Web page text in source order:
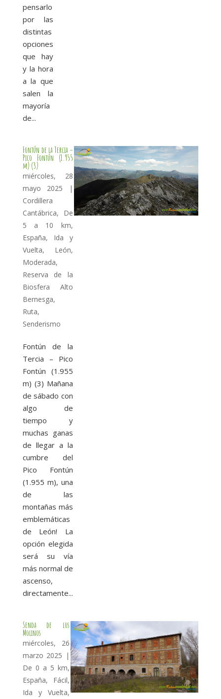
pensarlo
por las
distintas
opciones
que hay
y la hora
a la que
salen la
mayoría
de...
Fontún de la Tercia –
Pico Fontún (1.955
m) (3)
miércoles, 28
mayo 2025 |
Cordillera
Cantábrica, De
5 a 10 km,
España, Ida y
Vuelta, León,
Moderada,
Reserva de la
Biosfera Alto
Bernesga,
Ruta,
Senderismo
Fontún de la
Tercia – Pico
Fontún (1.955
m) (3) Mañana
de sábado con
algo de
tiempo y
muchas ganas
de llegar a la
cumbre del
Pico Fontún
(1.955 m), una
de las
montañas más
emblemáticas
de León! La
opción elegida
será su vía
más normal de
ascenso,
directamente...
Senda de los
Molinos
miércoles, 26
marzo 2025 |
De 0 a 5 km,
España, Fácil,
Ida y Vuelta,